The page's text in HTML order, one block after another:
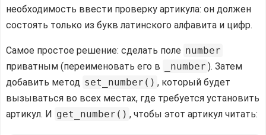
необходимость ввести проверку артикула: он должен
состоять только из букв латинского алфавита и цифр.
Самое простое решение: сделать поле number
приватным (переименовать его в
_number ). Затем
добавить метод set_number() , который будет
вызываться во всех местах, где требуется установить
артикул. И get_number() , чтобы этот артикул читать: